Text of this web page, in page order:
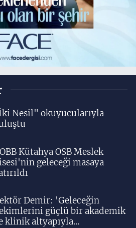
Nesil" okuyucularıyla
Kütahya OSB Meslek
geleceği masaya
Demir: 'Geleceğin
güçlü bir akademik
klinik altyapıyla